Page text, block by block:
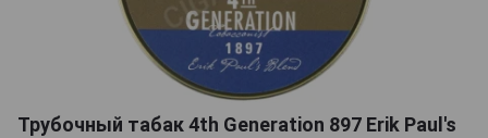
Трубочный табак 4th Generation 897 Erik Paul's